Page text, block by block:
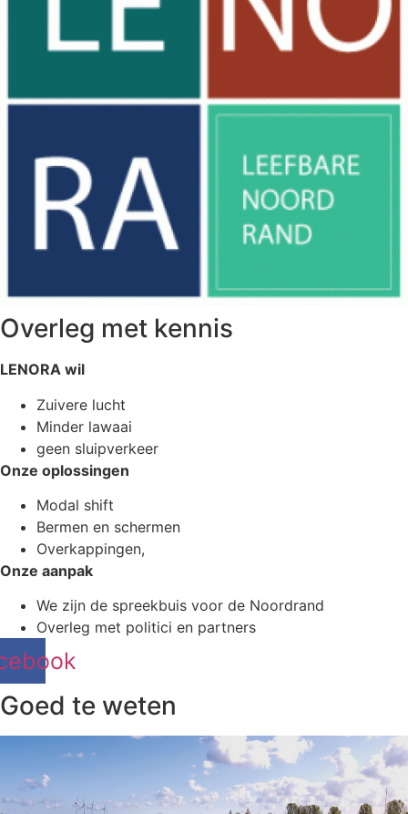
Overleg met kennis
LENORA wil
Zuivere lucht
Minder lawaai
geen sluipverkeer
Onze oplossingen
Modal shift
Bermen en schermen
Overkappingen,
Onze aanpak
We zijn de spreekbuis voor de Noordrand
Overleg met politici en partners
Goed te weten